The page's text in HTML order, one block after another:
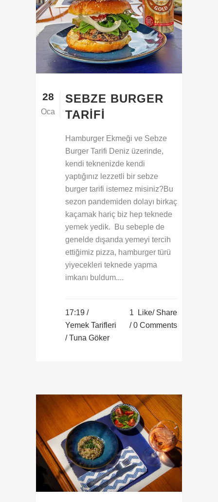
28
Oca
SEBZE BURGER
TARIFI
Hamburger Ekmeği ve Sebze
Burger Tarifi Deniz üzerinde,
kendi teknenizde kendi
yaptığınız lezzetli bir sebze
burger tarifi istemez misiniz?Bu
sezon pandemiden dolayı birkaç
kaçamak hariç biz hep teknede
yemek yedik. Bu sebeple de
genelde dışarıda yemeyi tercih
ettiğimiz pizza, hamburger türü
yiyecekleri teknede yapma
imkanı buldum....
17:19 /
Yemek Tarifleri
/ Tuna Göker
1 Like Share
0 Comments